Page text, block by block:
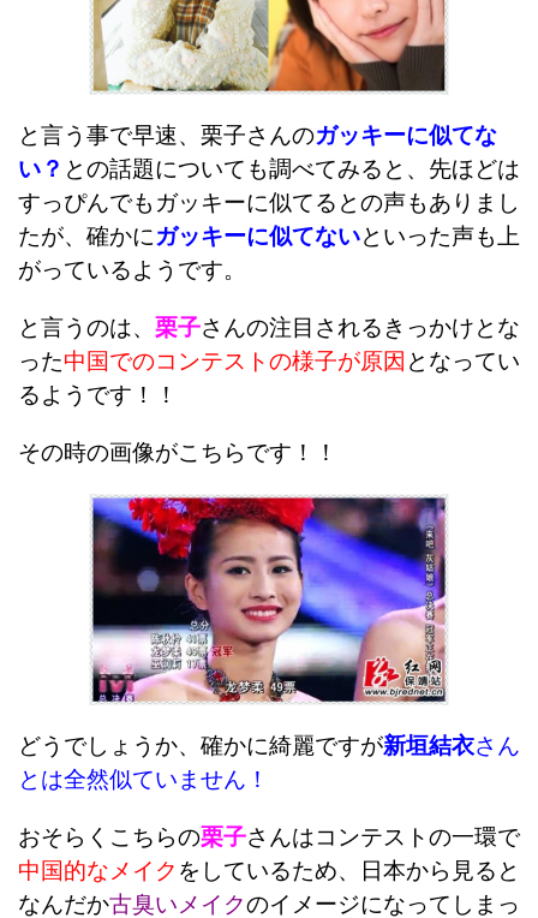
と言う事で早速、栗子さんのガッキーに似てな
い？ との話題についても調べてみると、先ほどは
すっぴんでもガッキーに似てるとの声もありまし
たが、確かにガッキーに似てないといった声も上
がっているようです。
と言うのは、 栗子さんの注目されるきっかけとな
った中国でのコンテストの様子が原因 となってい
るようです！！
その時の画像がこちらです！！
どうでしょうか、確かに綺麗ですが新垣結衣さん
とは全然似ていません！
おそらくこちらの栗子さんはコンテストの一環で
中国的なメイク をしているため、日本から見ると
なんだか古臭いメイクのイメージになってしまっ